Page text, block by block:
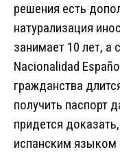
решения есть
натурализация
занимает 10 лет, а
Nacionalidad
гражданства
получить паспорт
придется
испанским языком